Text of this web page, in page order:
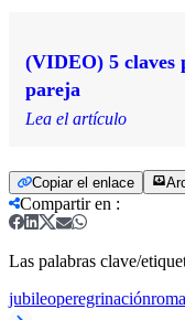
(VIDEO) 5 claves
pareja
Lea el artículo
Copiar el enlace
Compartir en :
Las palabras clave/
jubileoperegrinaciónroma